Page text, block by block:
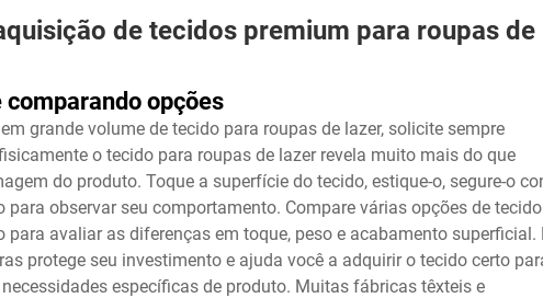
de tecidos premium para roupas de
opções
grande volume de tecido para roupas de lazer, solicite sempre
o tecido para roupas de lazer revela muito mais do que
do produto. Toque a superfície do tecido, estique-o, segure-o
para observar seu comportamento. Compare várias opções de tecido
para avaliar as diferenças em toque, peso e acabamento superficial.
protege seu investimento e ajuda você a adquirir o tecido certo
específicas de produto. Muitas fábricas têxteis e